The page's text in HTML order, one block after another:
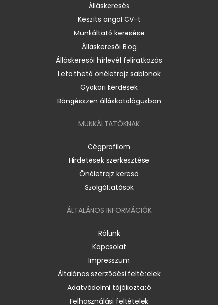
Álláskeresés
Készíts angol CV-t
Munkáltató keresése
Álláskeresői Blog
Álláskeresői hírlevél feliratkozás
Letölthető önéletrajz sablonok
Gyakori kérdések
Böngésszen álláskatalógusban
MUNKÁLTATÓKNAK
Cégprofilom
Hirdetések szerkesztése
Önéletrajz kereső
Szolgáltatások
ÁLTALÁNOS INFORMÁCIÓK
Rólunk
Kapcsolat
Impresszum
Általános szerződési feltételek
Adatvédelmi tájékoztató
Felhasználási feltételek